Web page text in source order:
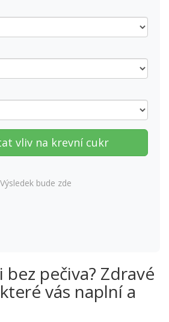
vliv na krevní cukr
Výsledek bude zde
bez pečiva? Zdravé
vás naplní a